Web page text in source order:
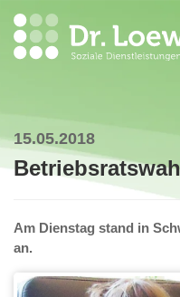
15.05.2018
Am Dienstag stand in
an.